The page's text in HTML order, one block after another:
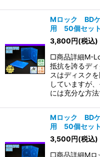
Mロック BD
用 50個セット
3,800円(税込)
□商品詳細M-
抵抗を誇るデ
スはディスク
していますが
には充分な方
Mロック BD
用 50個セット
3,500円(税込)
□商品詳細M